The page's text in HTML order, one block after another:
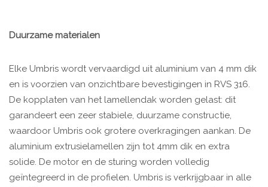
Duurzame materialen
Elke Umbris wordt vervaardigd uit aluminium van 4 mm dik
en is voorzien van onzichtbare bevestigingen in RVS 316.
De kopplaten van het lamellendak worden gelast: dit
garandeert een zeer stabiele, duurzame constructie,
waardoor Umbris ook grotere overkragingen aankan. De
aluminium extrusielamellen zijn tot 4mm dik en extra
solide. De motor en de sturing worden volledig
geïntegreerd in de profielen. Umbris is verkrijgbaar in alle